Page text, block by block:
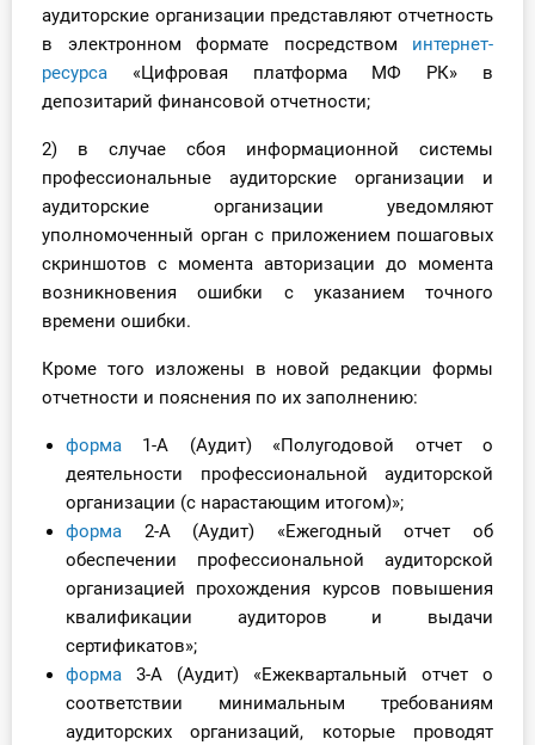
О Системе
Обучение
Тестирование для
бухгалтера
аудиторские организации представляют отчетность
в электронном формате посредством интернет-
ресурса «Цифровая платформа МФ РК» в
депозитарий финансовой отчетности;
2) в случае сбоя информационной системы
профессиональные аудиторские организации и
аудиторские организации уведомляют
уполномоченный орган с приложением пошаговых
скриншотов с момента авторизации до момента
возникновения ошибки с указанием точного
времени ошибки.
Кроме того изложены в новой редакции формы
отчетности и пояснения по их заполнению:
форма 1-А (Аудит) «Полугодовой отчет о
деятельности профессиональной аудиторской
организации (с нарастающим итогом)»;
форма 2-А (Аудит) «Ежегодный отчет об
обеспечении профессиональной аудиторской
организацией прохождения курсов повышения
квалификации аудиторов и выдачи
сертификатов»;
форма 3-А (Аудит) «Ежеквартальный отчет о
соответствии минимальным требованиям
аудиторских организаций, которые проводят